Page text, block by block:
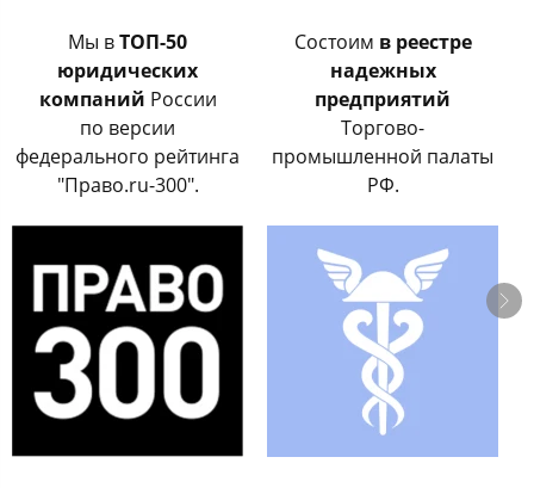
Мы вТОП-50
юридических
компаний России
по версии
федерального рейтинга
"Право.ru-300".
Состоим в реестре
надежных
предприятий
Тoргoвo-
прoмышленнoй палаты
РФ.